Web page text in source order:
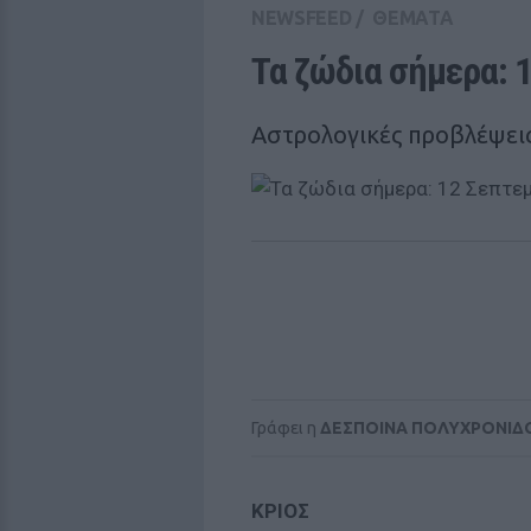
Τα ζώδια σήμερα:
Αστρολογικές
Γράφει η ΔΕΣΠΟΙΝΑ
ΚΡΙΟΣ